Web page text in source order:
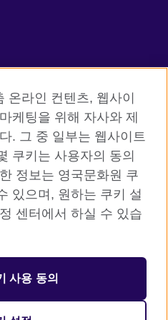
organisation for cultural
A registered charity:
(Scotland)
동 34-5 배재정동빌딩B동) 2층
성인 어학원 1522 8006 어린이
온라인 컨텐츠, 웹사이
케팅을 위해 자사와 제
. 그 중 일부는 웹사이트
쿠키는 사용자의 동의
정보는 영국문화원 쿠
있으며, 원하는 쿠키 설
센터에서 하실 수 있습
사용 동의